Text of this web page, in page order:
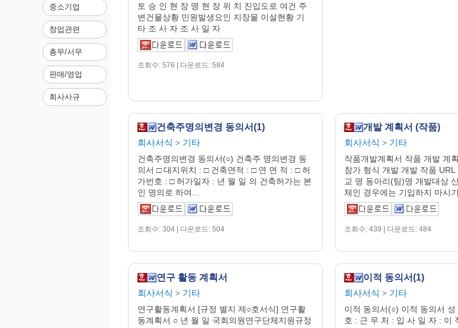
중소기업
창업관련
총무/서무
판매/영업
회사사규
토 승 인 현 장 명 현 장 위 치 진입도로 여건 주
변건물상황 민원발생요인 지장물 이설현황 기
타 조 사 자 조 사 일 자
조회수: 576 | 다운로드: 584
건축주명의변경 동의서(1)
회사서식 > 기타
건축주명의변경 동의서(○) 건축주 명의변경 동
의서 □ 대지위치 : □ 건축면적 : □ 연 면 적 : □ 허
가번호 : □ 허가일자 : 년 월 일 의 건축허가는 본
인 명의로 하여...
조회수: 304 | 다운로드: 504
개발 계획서 (작품)
회사서식 > 기타
작품개발계획서 작품 개발 계
참가 형식 개발 개발 작품
교 명 동아리(팀)명 개발대상
체인 경우에는 기입하지 마시기
조회수: 439 | 다운로드: 484
연구 활동 계획서
회사서식 > 기타
연구활동계획서 [규정 별지 제○호서식] 연구활
동계획서 ○ 년 월 일 국회의원연구단체지원규정
이적 동의서(1)
회사서식 > 기타
이적 동의서(○) 이적 동의서 성
호 : 근 무 처 : 입 사 일 자 : 이